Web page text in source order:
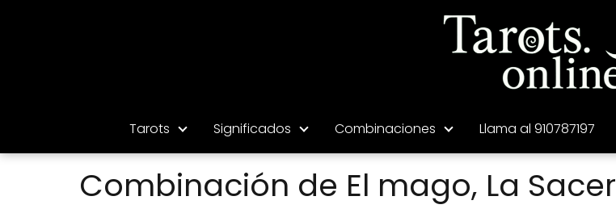
Tarots Significados Combinaciones Llama al 910787197
Combinación de El mago, La